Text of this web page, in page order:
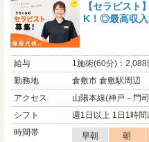
【セラピスト
K！◎最高収入
給与
1施術(60分)：2,088
勤務地
倉敷市 倉敷駅周辺
アクセス
山陽本線(神戸－門
シフト
週1日以上 1日1時間
時間帯
早朝 朝